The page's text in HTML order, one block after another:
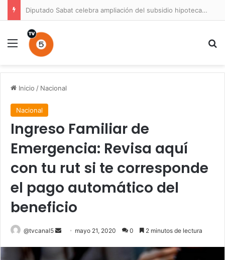
Diputado Sabat celebra ampliación del subsidio hipotecario con viviendas de hasta 6.000 UF
Menú
Inicio / Nacional
Nacional
Ingreso Familiar de
Emergencia: Revisa aquí
con tu rut si te corresponde
el pago automático del
beneficio
@tvcanal5
Send mayo 21, 2020 0 2 minutos de lectura